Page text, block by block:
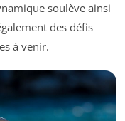
soulève ainsi
des défis
à venir.